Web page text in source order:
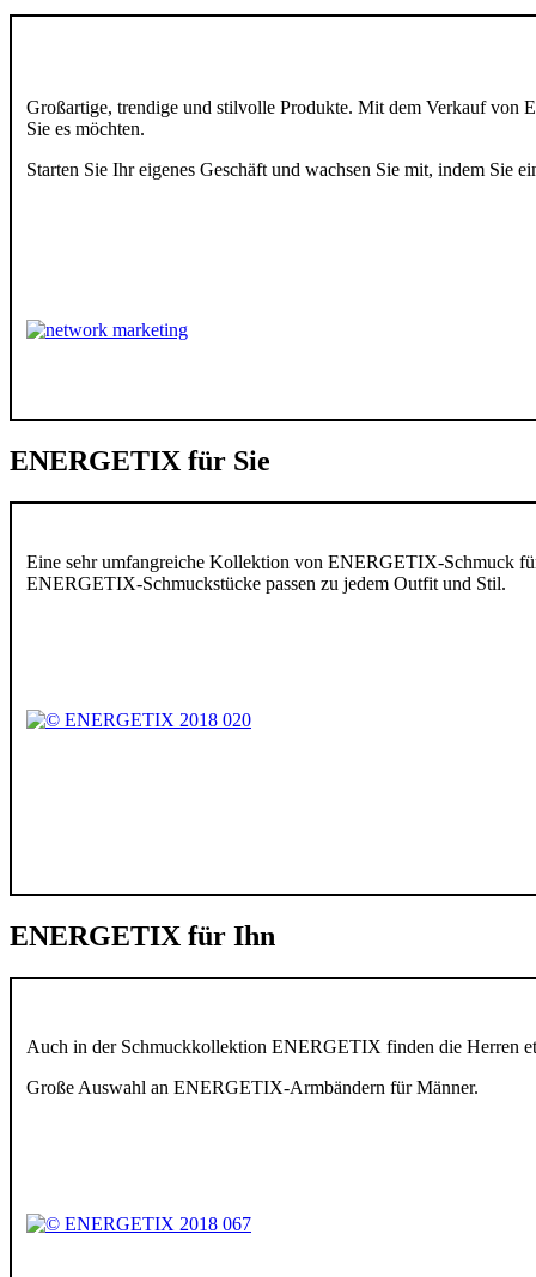
Großartige, trendige und stilvolle Produkte. Mit dem Verkauf von
Sie es möchten.
Starten Sie Ihr eigenes Geschäft und wachsen Sie mit, indem Sie
ENERGETIX für Sie
Eine sehr umfangreiche Kollektion von ENERGETIX-Schmuck
ENERGETIX-Schmuckstücke passen zu jedem Outfit und Stil.
ENERGETIX für Ihn
Auch in der Schmuckkollektion ENERGETIX finden die Herren
Große Auswahl an ENERGETIX-Armbändern für Männer.